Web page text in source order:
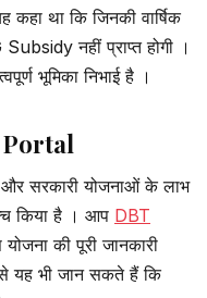
कहा था कि जिनकी वार्षिक
नहीं प्राप्त होगी ।
भूमिका निभाई है ।
सरकारी योजनाओं के लाभ
किया है । आप DBT
की पूरी जानकारी
यह भी जान सकते हैं कि